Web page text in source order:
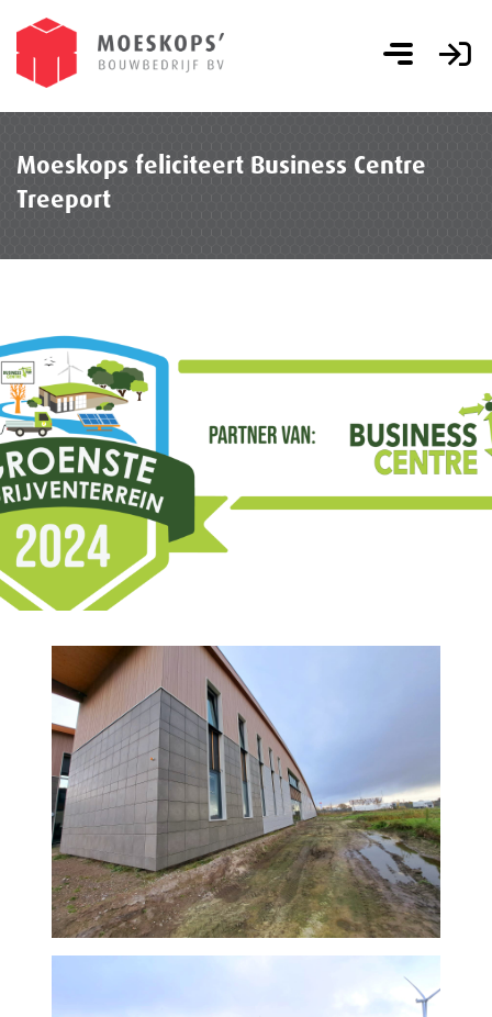
Moeskops feliciteert Business Centre
Treeport